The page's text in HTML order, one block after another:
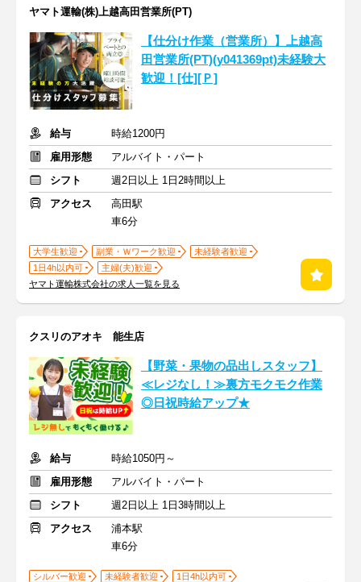
ヤマト運輸(株)上越高田営業所(PT)
【仕分け作業（営業所）】上越高
田営業所(PT)(y041369pt)未経験大
歓迎！[仕][Ｐ]
給与
時給1200円
雇用形態
アルバイト・パート
シフト
週2日以上 1日2時間以上
アクセス
高田駅
車6分
大学生歓迎 副業・Ｗワーク歓迎
未経験者歓迎
1日4h以内可
主婦(夫)歓迎
ヤマト運輸株式会社の求人一覧を見る
クスリのアオキ 能生店
【野菜・果物の品出しスタッフ】
≪レジなし！≫裏方モクモク作業
◎日祝時給アップ★
給与
時給1050円～
雇用形態
アルバイト・パート
シフト
週2日以上 1日3時間以上
アクセス
浦本駅
車6分
シルバー歓迎 未経験者歓迎
1日4h以内可